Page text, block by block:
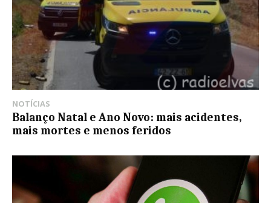
NOTÍCIAS
Balanço Natal e Ano Novo: mais acidentes,
mais mortes e menos feridos